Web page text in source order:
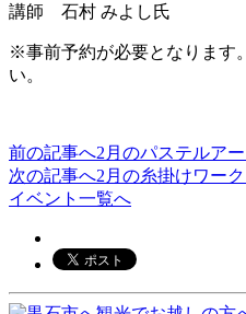
講師 石村 みよし氏
※事前予約が必要となります
い。
投
稿
ゲ
前の記事へ2月のパステルア
次の記事へ2月の糸掛けワー
イベント一覧へ